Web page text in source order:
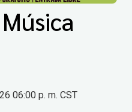
06:00 p. m. CST